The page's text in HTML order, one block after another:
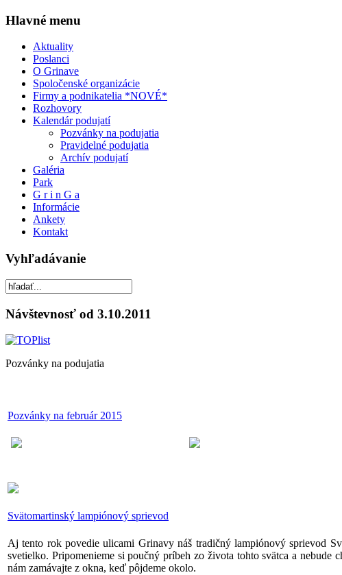
Hlavné menu
Aktuality
Poslanci
O Grinave
Spoločenské organizácie
Firmy a podnikatelia *NOVÉ*
Rozhovory
Kalendár podujatí
Pozvánky na podujatia
Pravidelné podujatia
Archív podujatí
Galéria
Park
G r i n G a
Informácie
Ankety
Kontakt
Vyhľadávanie
Návštevnosť od 3.10.2011
Pozvánky na podujatia
Pozvánky na február 2015
Svätomartinský lampiónový sprievod
Aj tento rok povedie ulicami Grinavy náš tradičný lampiónový sprievod
svetielko. Pripomenieme si poučný príbeh zo života tohto svätca a
nám zamávajte z okna, keď pôjdeme okolo.